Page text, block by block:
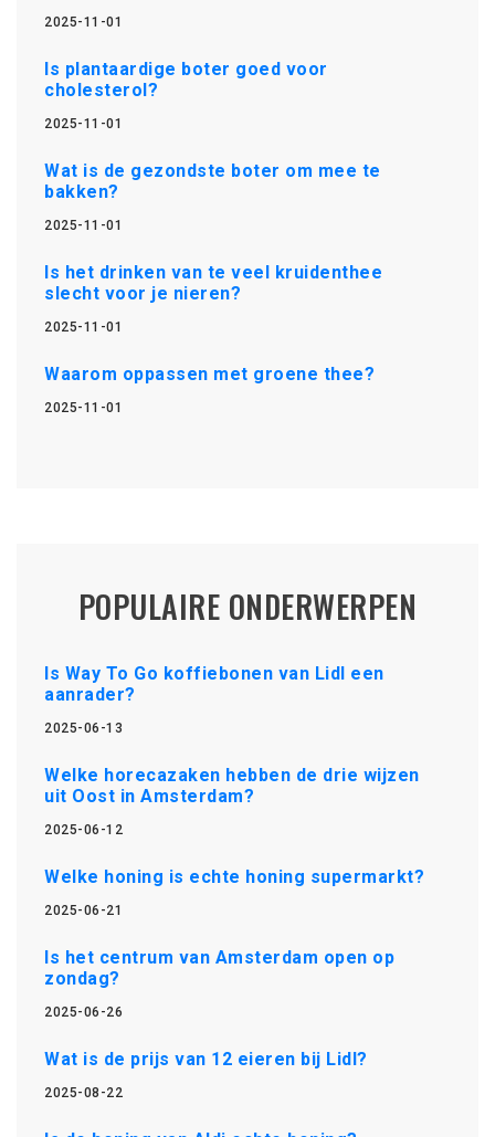
2025-11-01
Is plantaardige boter goed voor
cholesterol?
2025-11-01
Wat is de gezondste boter om mee te
bakken?
2025-11-01
Is het drinken van te veel kruidenthee
slecht voor je nieren?
2025-11-01
Waarom oppassen met groene thee?
2025-11-01
POPULAIRE ONDERWERPEN
Is Way To Go koffiebonen van Lidl een
aanrader?
2025-06-13
Welke horecazaken hebben de drie wijzen
uit Oost in Amsterdam?
2025-06-12
Welke honing is echte honing supermarkt?
2025-06-21
Is het centrum van Amsterdam open op
zondag?
2025-06-26
Wat is de prijs van 12 eieren bij Lidl?
2025-08-22